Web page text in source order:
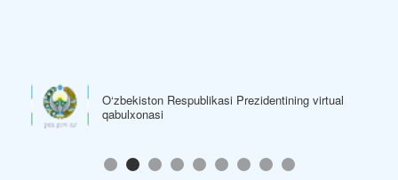
O‘zbekiston Respublikasi Prezidentining virtual
qabulxonasi